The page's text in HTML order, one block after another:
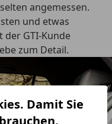
Damit Sie
angemessen.
und etwas
der GTI-Kunde
zum Detail.